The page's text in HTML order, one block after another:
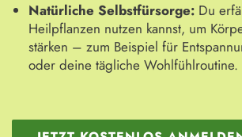
Natürliche Selbstfürsorge: Du
Heilpflanzen nutzen kannst, um
stärken – zum Beispiel für
oder deine tägliche Wohlfühlroutine.